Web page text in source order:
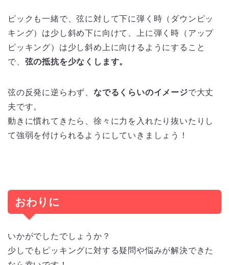
ピックも一緒で、弦に対して下に弾く時（ダウンピッ
キング）は少し斜め下に向けて、上に弾く時（アップ
ピッキング）は少し斜め上に向けるようにすること
で、 弦の抵抗を少なくします。
弦の反発に逆らわず、 なでるくらいのイメージで大丈
夫です。
動きに慣れてきたら、徐々に力を入れたり抜いたりし
て強弱を付けられるようにしていきましょう！
おわりに
いかがでしたでしょうか？
少しでもピッキングに対する疑問や悩みが解決できた